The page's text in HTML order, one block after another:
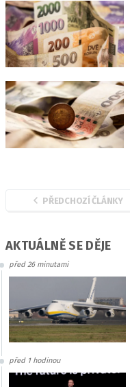
PŘEDCHOZÍ ČLÁNKY
AKTUÁLNĚ SE DĚJE
před 26 minutami
před 1 hodinou